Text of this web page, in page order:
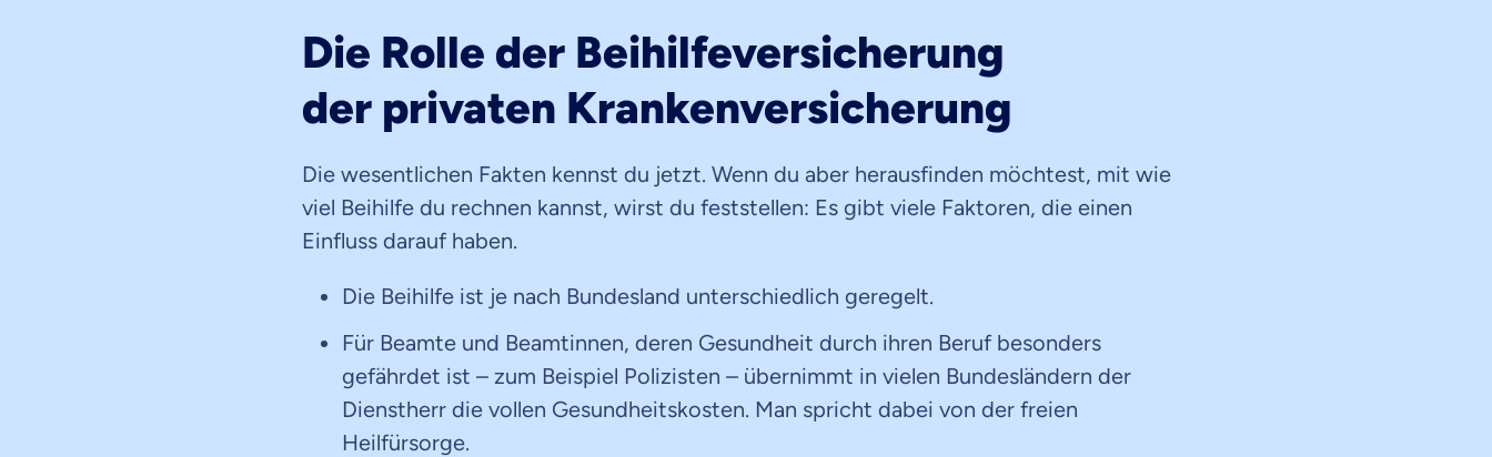
Die Rolle der Beihilfeversicherung
der privaten Krankenversicherung
Die wesentlichen Fakten kennst du jetzt. Wenn du aber herausfinden möchtest, mit wie
viel Beihilfe du rechnen kannst, wirst du feststellen: Es gibt viele Faktoren, die einen
Einfluss darauf haben.
Die Beihilfe ist je nach Bundesland unterschiedlich geregelt.
Für Beamte und Beamtinnen, deren Gesundheit durch ihren Beruf besonders
gefährdet ist – zum Beispiel Polizisten – übernimmt in vielen Bundesländern der
Dienstherr die vollen Gesundheitskosten. Man spricht dabei von der freien
Heilfürsorge.
Mit dem Abschicken meiner Daten erkläre ich meineEinwilligungzur
Kontaktaufnahme durch ottonova.
Weiter zu deinen Informationen